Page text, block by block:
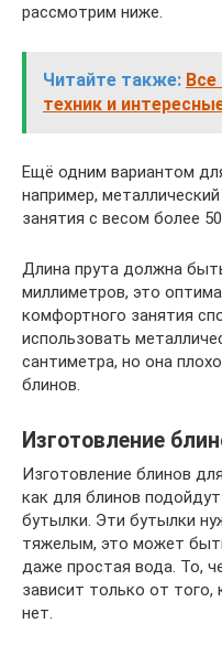
рассмотрим ниже.
Читайте также: Все
техник и
Ещё одним вариантом
например,
занятия с весом более
Длина прута должна
миллиметров, это
комфортного занятия
использовать
сантиметра, но она
блинов.
Изготовление
Изготовление блинов
как для блинов
бутылки. Эти бутылки
тяжелым, это может
даже простая вода. То,
зависит только от того,
нет.